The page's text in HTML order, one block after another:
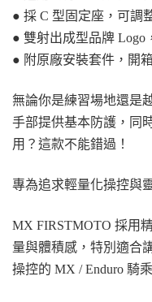
● 採 C 型固定座，可調
● 雙射出成型品牌 Logo
● 附原廠安裝套件，開
無論你是練習場地還是
手部提供基本防護，同
用？這款不能錯過！
專為追求輕量化操控與
MX FIRSTMOTO 採用
量與體積感，特別適合
操控的 MX / Enduro 騎